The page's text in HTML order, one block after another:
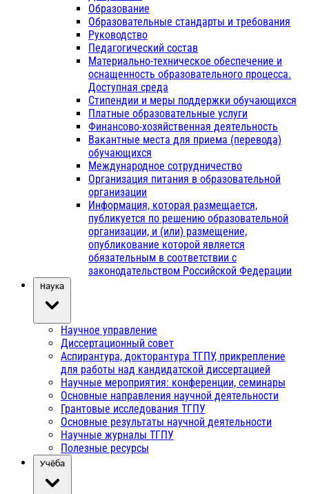
Образование
Образовательные стандарты и требования
Руководство
Педагогический состав
Материально-техническое обеспечение и
оснащенность образовательного процесса.
Доступная среда
Стипендии и меры поддержки обучающихся
Платные образовательные услуги
Финансово-хозяйственная деятельность
Вакантные места для приема (перевода)
обучающихся
Международное сотрудничество
Организация питания в образовательной
организации
Информация, которая размещается,
публикуется по решению образовательной
организации, и (или) размещение,
опубликование которой является
обязательным в соответствии с
законодательством Российской Федерации
Наука
Научное управление
Диссертационный совет
Аспирантура, докторантура ТГПУ, прикрепление
для работы над кандидатской диссертацией
Научные мероприятия: конференции, семинары
Основные направления научной деятельности
Грантовые исследования ТГПУ
Основные результаты научной деятельности
Научные журналы ТГПУ
Полезные ресурсы
Учёба